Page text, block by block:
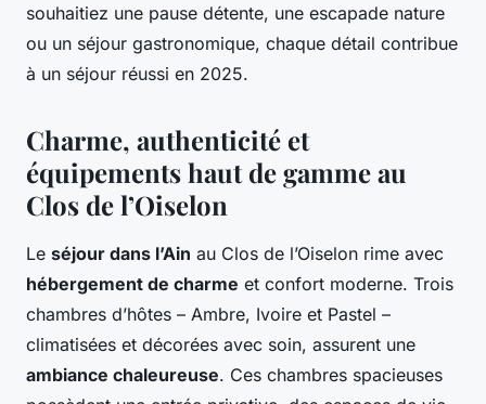
souhaitiez une pause détente, une escapade nature
ou un séjour gastronomique, chaque détail contribue
à un séjour réussi en 2025.
Charme, authenticité et
équipements haut de gamme au
Clos de l’Oiselon
Le séjour dans l’Ain au Clos de l’Oiselon rime avec
hébergement de charme et confort moderne. Trois
chambres d’hôtes – Ambre, Ivoire et Pastel –
climatisées et décorées avec soin, assurent une
ambiance chaleureuse. Ces chambres spacieuses